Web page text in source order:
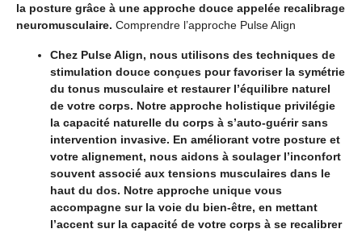
la posture grâce à une approche douce appelée recalibrage
neuromusculaire. Comprendre l’approche Pulse Align
Chez Pulse Align, nous utilisons des techniques de
stimulation douce conçues pour favoriser la symétrie
du tonus musculaire et restaurer l’équilibre naturel
de votre corps. Notre approche holistique privilégie
la capacité naturelle du corps à s’auto-guérir sans
intervention invasive. En améliorant votre posture et
votre alignement, nous aidons à soulager l’inconfort
souvent associé aux tensions musculaires dans le
haut du dos. Notre approche unique vous
accompagne sur la voie du bien-être, en mettant
l’accent sur la capacité de votre corps à se recalibrer